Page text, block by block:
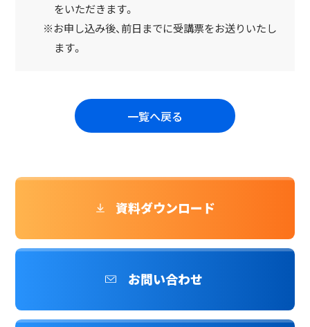
をいただきます。
※お申し込み後、前日までに受講票をお送りいたし
ます。
一覧へ戻る
資料ダウンロード
お問い合わせ